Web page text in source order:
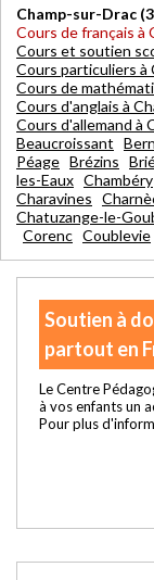
Champ-sur-Drac
Cours de français à
Cours et soutien
Cours particuliers à
Cours de
Cours d'anglais à
Cours d'allemand à
Beaucroissant
Péage Brézins
les-Eaux Chambéry
Charavines
Chatuzange-le-
Corenc Coublevie
Soutien à
partout en
Le Centre
à vos enfants un
Pour plus